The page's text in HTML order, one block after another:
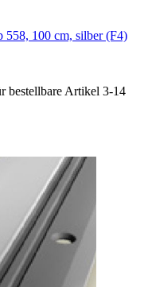
100 cm, silber (F4)
bestellbare Artikel 3-14